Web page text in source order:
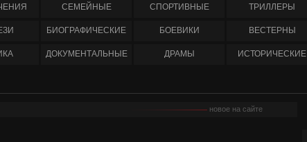
СЕМЕЙНЫЕ СПОРТИВНЫЕ ТРИЛЛЕРЫ
БИОГРАФИЧЕСКИЕ БОЕВИКИ ВЕСТЕРНЫ
ДОКУМЕНТАЛЬНЫЕ ДРАМЫ ИСТОРИЧЕСКИЕ
новое на сайте